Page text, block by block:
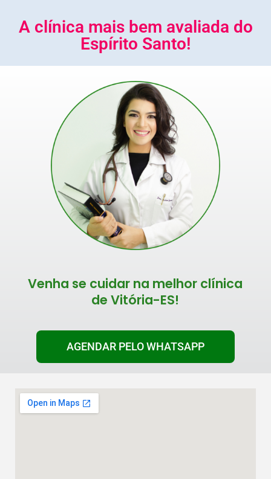
A clínica mais bem avaliada do
Espírito Santo!
Venha se cuidar na melhor clínica
de Vitória-ES!
AGENDAR PELO WHATSAPP